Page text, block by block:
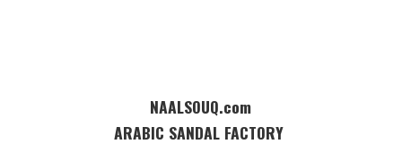
NAALSOUQ.com
ARABIC SANDAL FACTORY